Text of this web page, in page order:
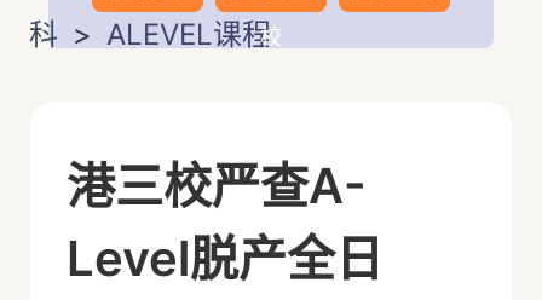
校
科 > ALEVEL课程
港三校严查A-
Level脱产全日